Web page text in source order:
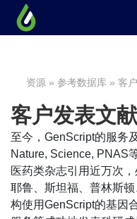
资源 »参考数据库 » 客
客户发表文献
至今，GenScript的服务
Nature, Science, PNAS
医药类杂志引用近万次
耶鲁、斯坦福、普林斯
构使用GenScript的基因